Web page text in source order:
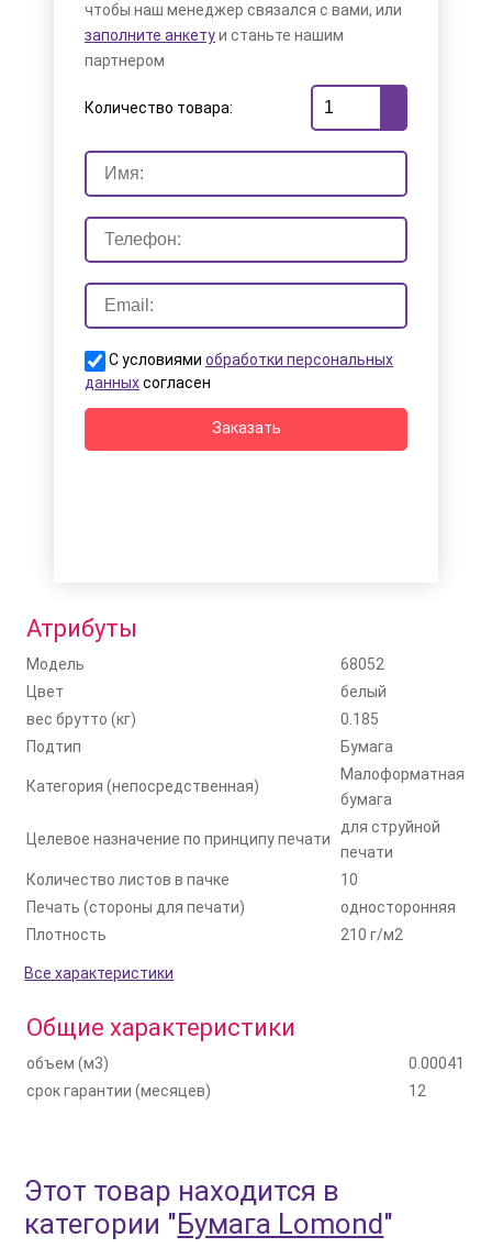
чтобы наш менеджер связался с вами, или
заполните анкетуи станьте нашим
партнером
Количество товара:
С условиями обработки персональных
данныхсогласен
Заказать
Атрибуты
Модель
68052
Цвет
белый
вес брутто (кг)
0.185
Подтип
Бумага
Категория (непосредственная)
Малоформатная
бумага
Целевое назначение по принципу печати
для струйной
печати
Количество листов в пачке
10
Печать (стороны для печати)
односторонняя
Плотность
210 г/м2
Все характеристики
Общие характеристики
объем (м3)
0.00041
срок гарантии (месяцев)
12
Этот товар находится в
категории "Бумага Lomond"